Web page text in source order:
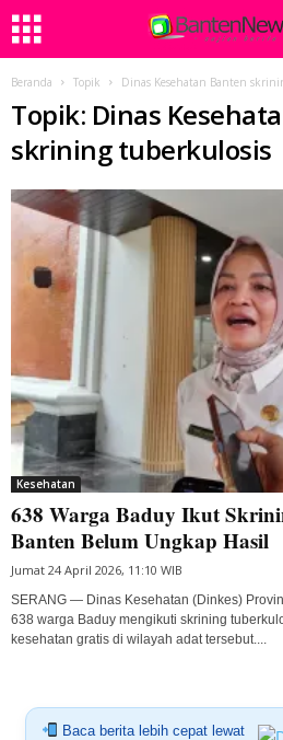
Beranda Topik Dinas Kesehatan Banten
Topik: Dinas
skrining tuberkulosis
Kesehatan
638 Warga Baduy Ikut
Banten Belum Ungkap Hasil
Jumat 24 April 2026, 11:10 WIB
SERANG — Dinas Kesehatan (Dinkes)
638 warga Baduy mengikuti skrining
kesehatan gratis di wilayah adat tersebut....
Baca berita lebih cepat lewat